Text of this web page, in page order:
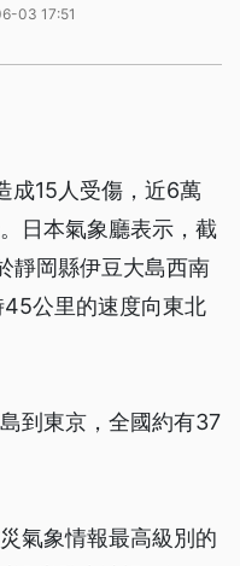
03 17:51
成15人受傷，近6萬
日本氣象廳表示，截
靜岡縣伊豆大島西南
公里的速度向東北
到東京，全國約有37
氣象情報最高級別的